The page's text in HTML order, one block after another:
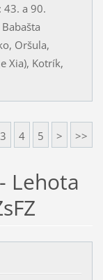
a 90.
Oršula,
Xia), Kotrík,
3 4 5 > >>
Lehota